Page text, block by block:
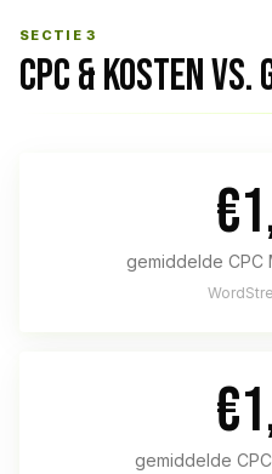
SECTIE 3
CPC & KOSTEN VS.
gemiddelde CPC
gemiddelde